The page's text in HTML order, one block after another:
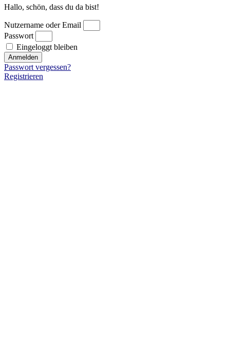
Hallo, schön, dass du da bist!
Nutzername oder Email
Passwort
Eingeloggt bleiben
Anmelden
Passwort vergessen?
Registrieren